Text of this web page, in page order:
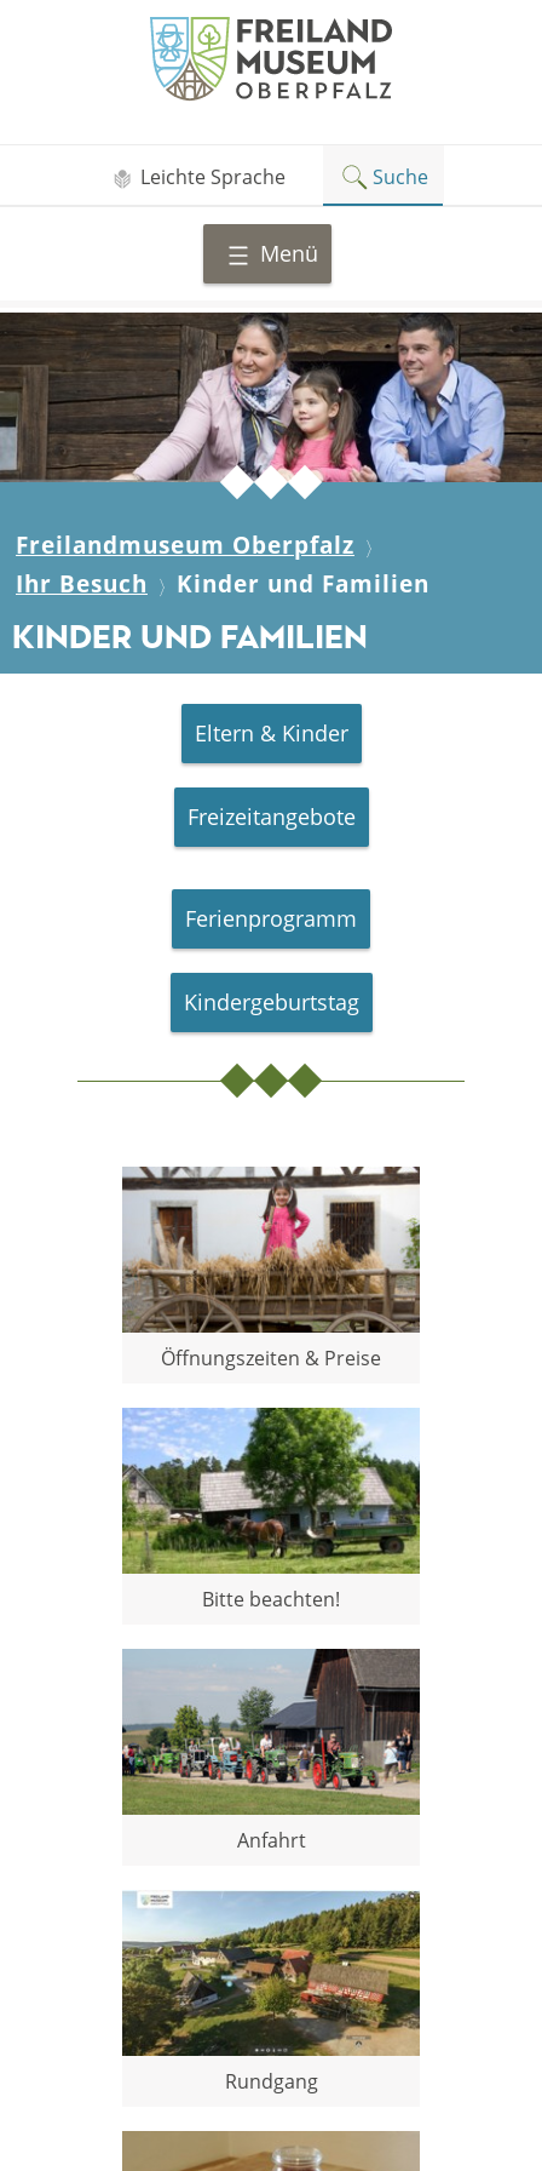
Freilandmuseum
Oberpfalz
Leichte Sprache Suche
Menü
Freilandmuseum Oberpfalz
Ihr Besuch
Kinder und Familien
Kinder und Familien
Eltern & Kinder
Freizeitangebote
Ferienprogramm
Kindergeburtstag
Öffnungszeiten & Preise
Bitte beachten!
Anfahrt
Rundgang